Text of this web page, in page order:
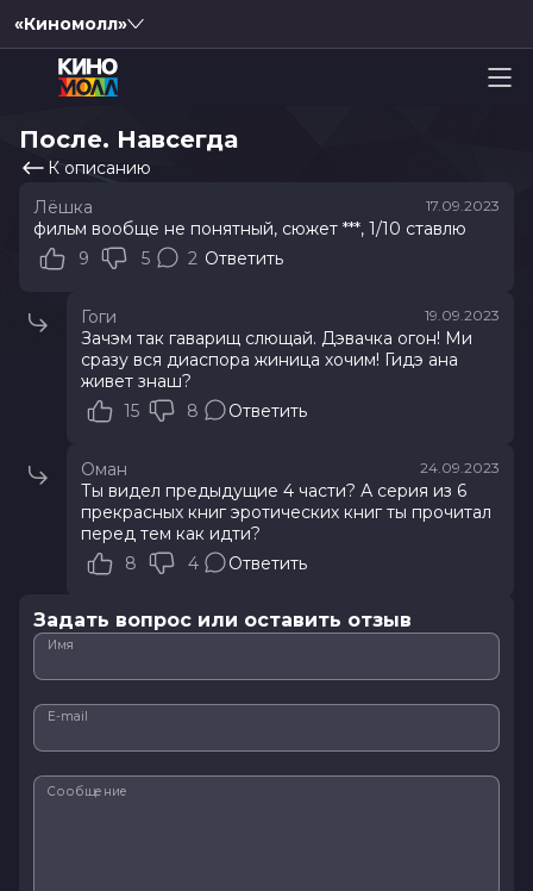
«Киномолл»
После. Навсегда
К описанию
Лёшка
17.09.2023
фильм вообще не понятный, сюжет ***, 1/10 ставлю
9
5 2 Ответить
Гоги 19.09.2023
Зачэм так гаварищ слющай. Дэвачка огон! Ми
сразу вся диаспора жиница хочим! Гидэ ана
живет знаш?
15
8 Ответить
Оман 24.09.2023
Ты видел предыдущие 4 части? А серия из 6
прекрасных книг эротических книг ты прочитал
перед тем как идти?
8
4 Ответить
Задать вопрос или оставить отзыв
Имя
E-mail
Сообщение